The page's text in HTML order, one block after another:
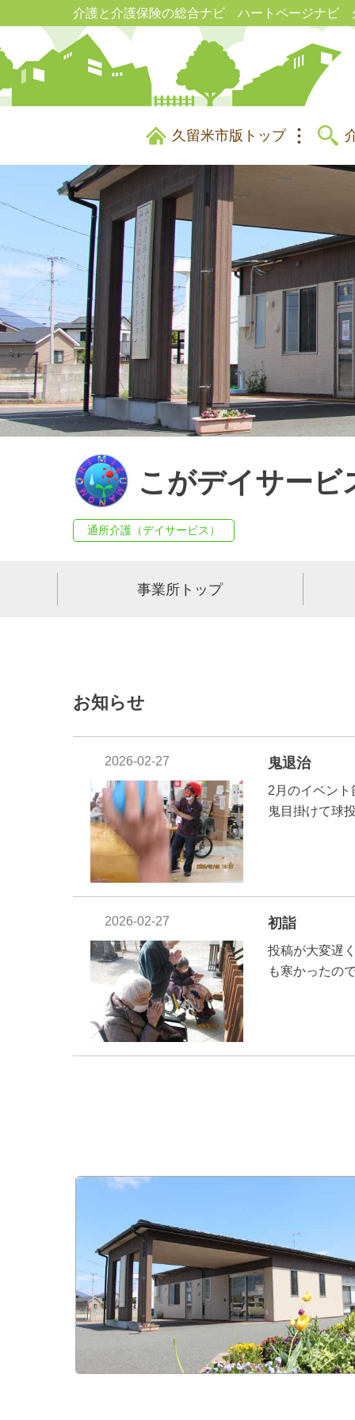
介護と介護保険の総合ナビ ハートページナビ
久留米市版トップ
こがデイサービ
通所介護（デイサービス）
事業所トップ
お知らせ
2026-02-27 鬼退治
2月のイベン
鬼目掛けて球
2026-02-27 初詣
投稿が大変遅
も寒かったの